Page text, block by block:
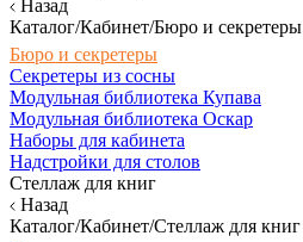
Назад
Каталог/Кабинет/Бюро и секретеры
Бюро и секретеры
Секретеры из сосны
Модульная библиотека Купава
Модульная библиотека Оскар
Наборы для кабинета
Надстройки для столов
Стеллаж для книг
Назад
Каталог/Кабинет/Стеллаж для книг